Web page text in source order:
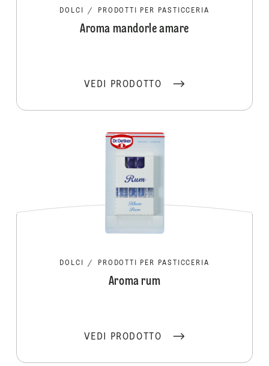
DOLCI / PRODOTTI PER PASTICCERIA
Aroma mandorle amare
VEDI PRODOTTO
DOLCI / PRODOTTI PER PASTICCERIA
Aroma rum
VEDI PRODOTTO